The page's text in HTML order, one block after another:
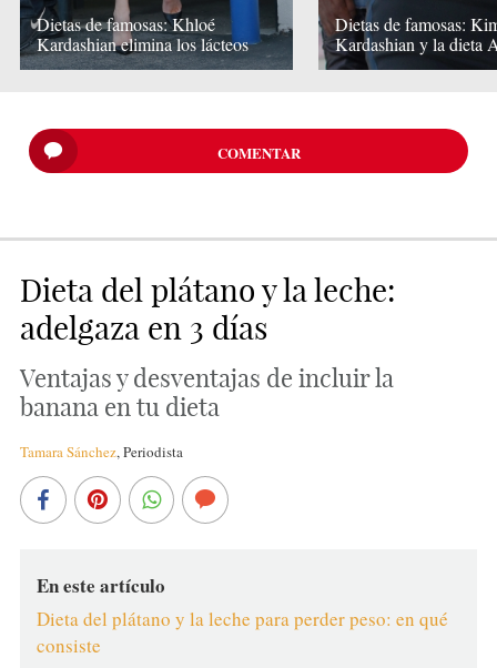
Dietas de famosas: Khloé
Kardashian elimina los lácteos
Dietas de famosas:
Kardashian y la dieta
COMENTAR
Dieta del plátano y la leche:
adelgaza en 3 días
Ventajas y desventajas de incluir la
banana en tu dieta
Tamara Sánchez,Periodista
En este artículo
Dieta del plátano y la leche para perder peso: en qué
consiste